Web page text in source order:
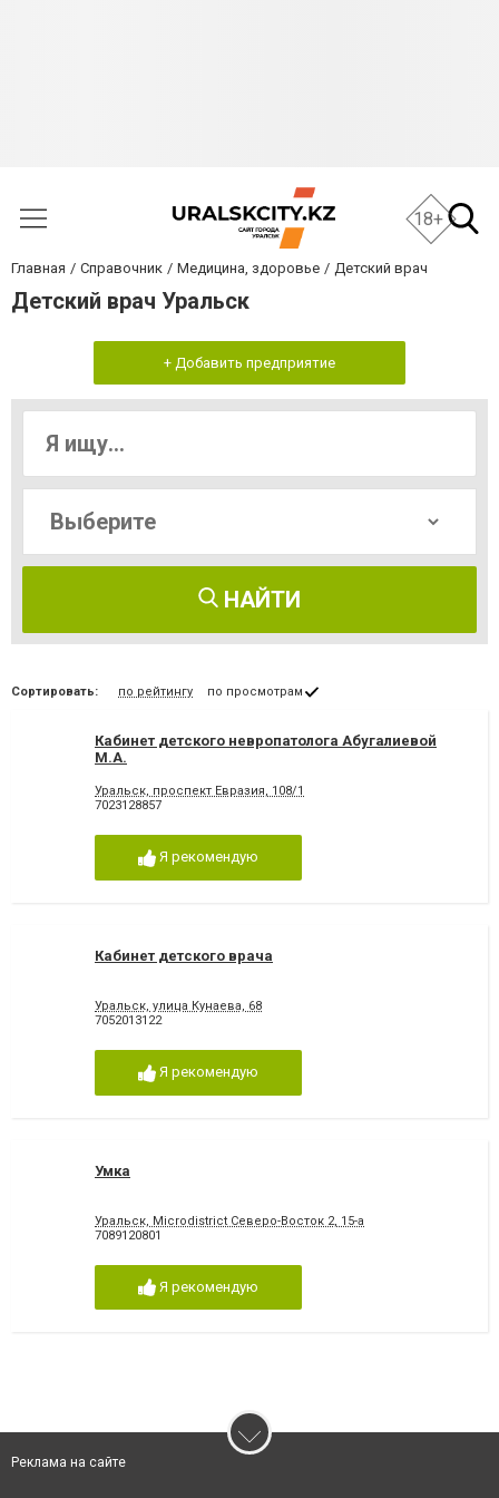
18+
Главная Справочник Медицина, здоровье Детский врач
Детский врач Уральск
+ Добавить предприятие
НАЙТИ
Сортировать: по рейтингу по просмотрам
Кабинет детского невропатолога Абугалиевой
М.А.
Уральск, проспект Евразия, 108/1
7023128857
Я рекомендую
Кабинет детского врача
Уральск, улица Кунаева, 68
7052013122
Я рекомендую
Умка
Уральск, Microdistrict Северо-Восток 2, 15-а
7089120801
Я рекомендую
Реклама на сайте